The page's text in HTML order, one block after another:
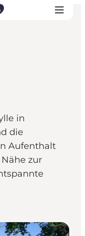
in
die
Aufenthalt
zur